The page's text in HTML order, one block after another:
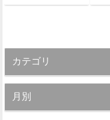
カテゴリ
月別